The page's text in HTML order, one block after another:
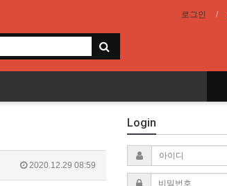
로그인
2020.12.29 08:59
Login